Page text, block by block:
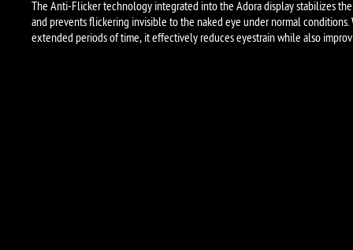
The Anti-Flicker technology integrated into the Adora display stabilizes
and prevents flickering invisible to the naked eye under normal conditions.
extended periods of time, it effectively reduces eyestrain while also